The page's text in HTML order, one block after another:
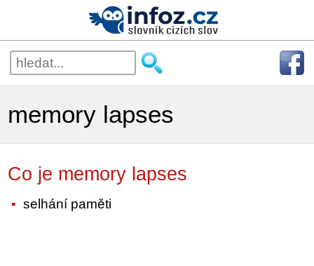
memory lapses
Co je memory lapses
selhání paměti